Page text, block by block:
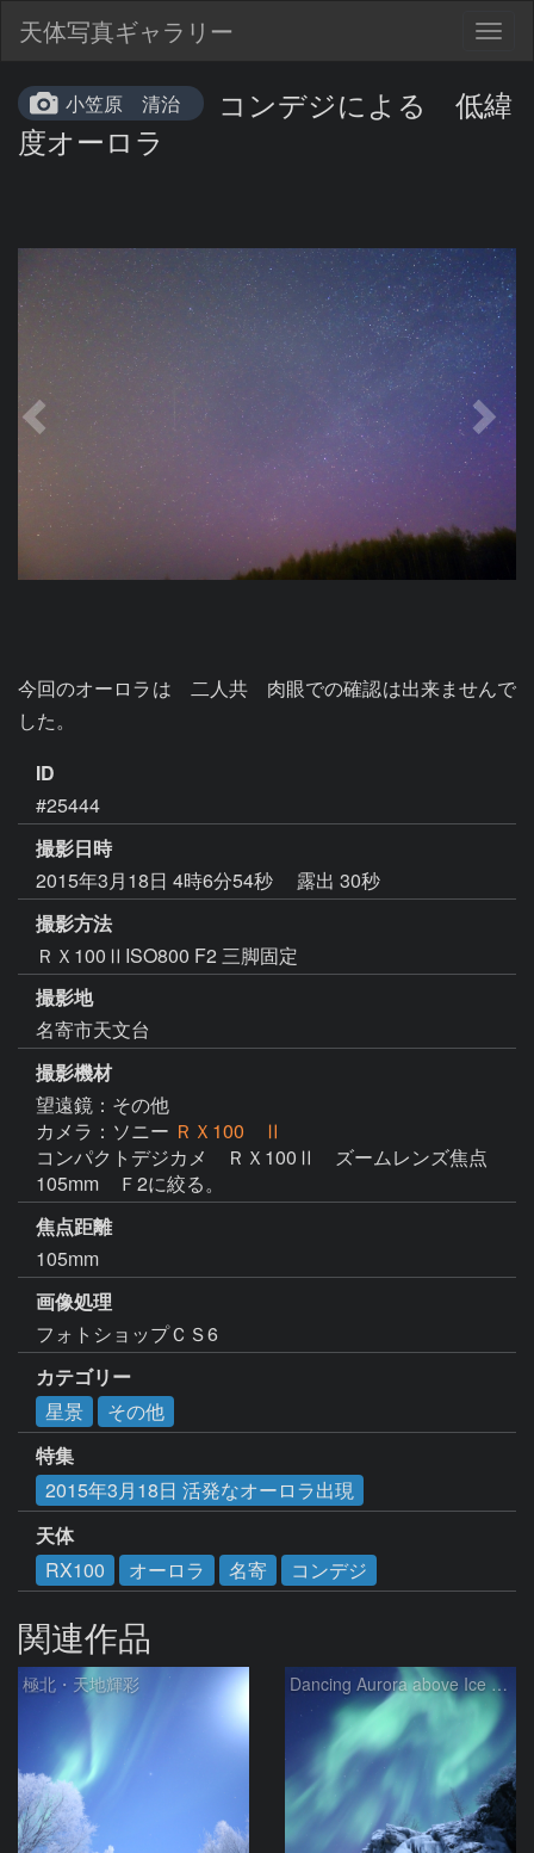
天体写真ギャラリー
小笠原 清治
コンデジによる 低緯
度オーロラ
今回のオーロラは　二人共　肉眼での確認は出来ませんで
した。
ID
#25444
撮影日時
2015年3月18日 4時6分54秒
露出 30秒
撮影方法
ＲＸ100ⅡISO800 F2 三脚固定
撮影地
名寄市天文台
撮影機材
望遠鏡：その他
カメラ：ソニー ＲＸ100 Ⅱ
コンパクトデジカメ　ＲＸ100Ⅱ　ズームレンズ焦点
105mm　Ｆ2に絞る。
焦点距離
105mm
画像処理
フォトショップＣＳ6
カテゴリー
星景
その他
特集
2015年3月18日 活発なオーロラ出現
天体
RX100
オーロラ 名寄 コンデジ
関連作品
極北・天地輝彩 Dancing Aurora above Ice Fall